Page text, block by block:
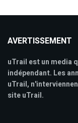
AVERTISSEMENT
uTrail est un media
indépendant. Les
uTrail,
site uTrail.